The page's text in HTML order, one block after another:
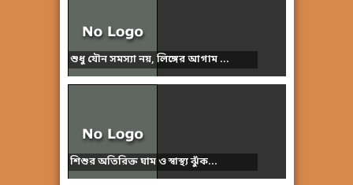
শুধু যৌন সমস্যা নয়, লিঙ্গের আগাম ...
শিশুর অতিরিক্ত ঘাম ও স্বাস্থ্য ঝুঁক...